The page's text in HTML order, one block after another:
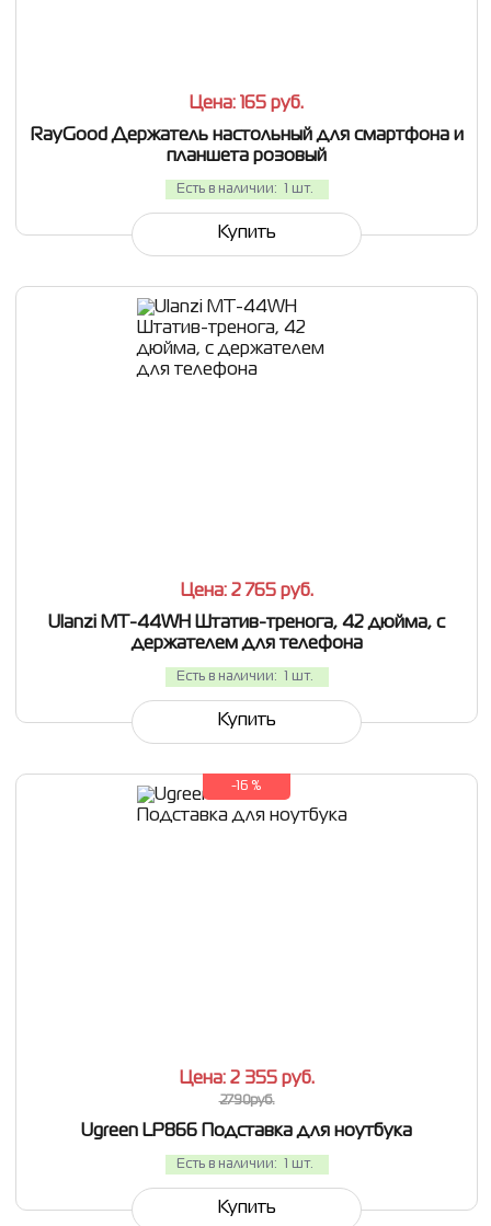
Цена: 165 руб.
RayGood Держатель настольный для смартфона и
планшета розовый
Есть в наличии: 1 шт.
Купить
Цена: 2 765 руб.
Ulanzi MT-44WH Штатив-тренога, 42 дюйма, с
держателем для телефона
Есть в наличии: 1 шт.
Купить
-16 %
Цена: 2 355 руб.
2790руб.
Ugreen LP866 Подставка для ноутбука
Есть в наличии: 1 шт.
Купить